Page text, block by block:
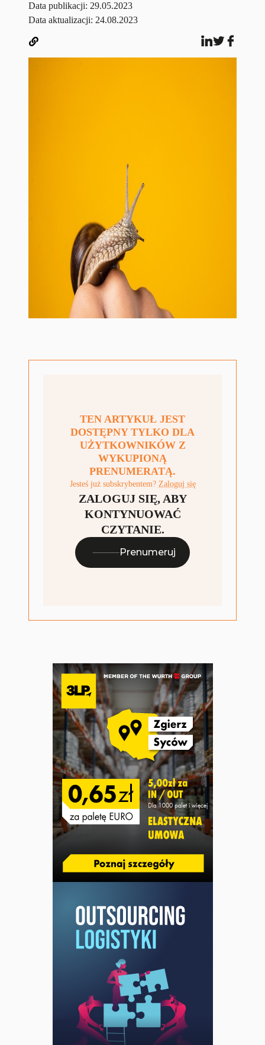
Data publikacji: 29.05.2023
Data aktualizacji: 24.08.2023
TEN ARTYKUŁ JEST
DOSTĘPNY TYLKO DLA
UŻYTKOWNIKÓW Z
WYKUPIONĄ
PRENUMERATĄ.
Jesteś już subskrybentem? Zaloguj się
ZALOGUJ SIĘ, ABY
KONTYNUOWAĆ
CZYTANIE.
Prenumeruj